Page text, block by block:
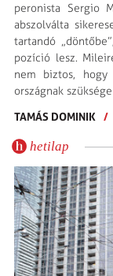
peronista Sergio
abszolválta
tartandó
pozíció lesz.
nem biztos,
országnak
TAMÁS DOMINIK
/
hetilap